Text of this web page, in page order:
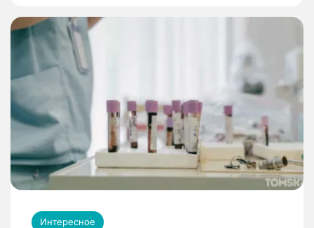
Интересное